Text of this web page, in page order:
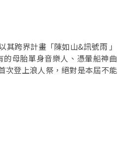
跨界計畫「陳如山&訊號雨 」
母胎單身音樂人、憑暈船神曲
次登上浪人祭，絕對是本屆不能